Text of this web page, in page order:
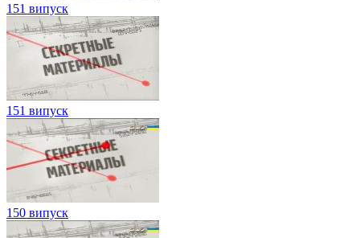
151 випуск
151 випуск
150 випуск